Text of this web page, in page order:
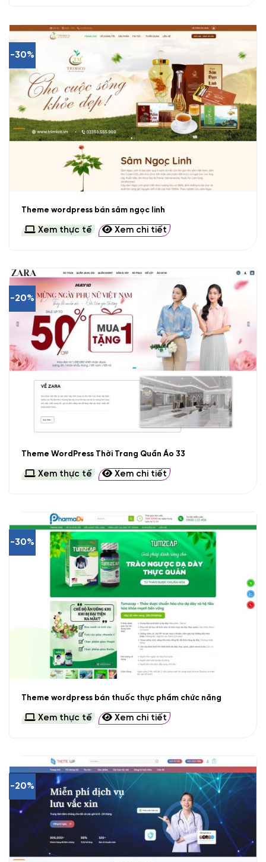
-30%
Theme wordpress bán sâm ngọc linh
Xem thực tế Xem chi tiết
-20%
Theme WordPress Thời Trang Quần Áo 33
Xem thực tế Xem chi tiết
-30%
Theme wordpress bán thuốc thực phẩm chức năng
Xem thực tế Xem chi tiết
-20%